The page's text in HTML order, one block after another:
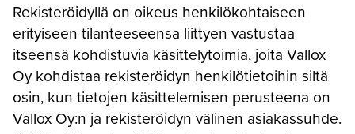
Rekisteröidyllä on oikeus henkilökohtaiseen
erityiseen tilanteeseensa liittyen vastustaa
itseensä kohdistuvia käsittelytoimia, joita Vallox
Oy kohdistaa rekisteröidyn henkilötietoihin siltä
osin, kun tietojen käsittelemisen perusteena on
Vallox Oy:n ja rekisteröidyn välinen asiakassuhde.